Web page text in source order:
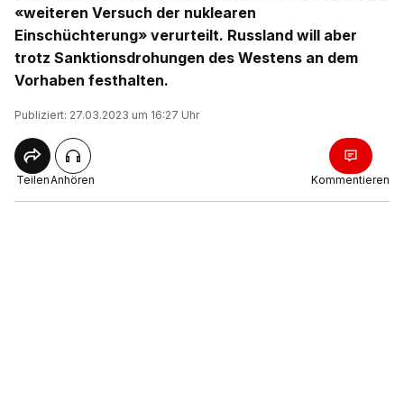
«weiteren Versuch der nuklearen
Einschüchterung» verurteilt. Russland will aber
trotz Sanktionsdrohungen des Westens an dem
Vorhaben festhalten.
Publiziert: 27.03.2023 um 16:27 Uhr
TeilenAnhören Kommentieren